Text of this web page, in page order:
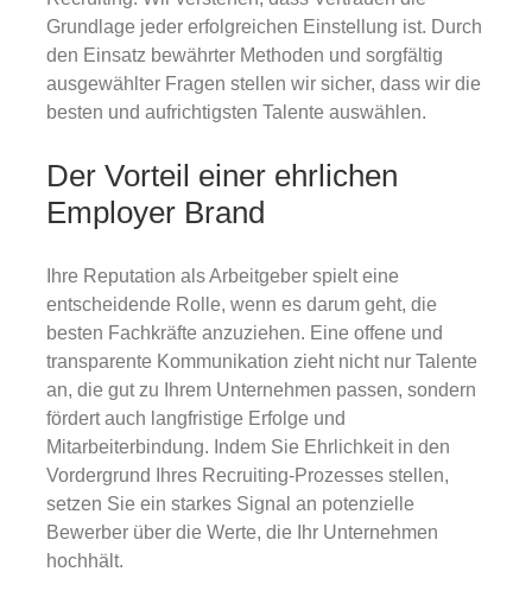
Grundlage jeder erfolgreichen Einstellung ist. Durch
den Einsatz bewährter Methoden und sorgfältig
ausgewählter Fragen stellen wir sicher, dass wir die
besten und aufrichtigsten Talente auswählen.
Der Vorteil einer ehrlichen
Employer Brand
Ihre Reputation als Arbeitgeber spielt eine
entscheidende Rolle, wenn es darum geht, die
besten Fachkräfte anzuziehen. Eine offene und
transparente Kommunikation zieht nicht nur Talente
an, die gut zu Ihrem Unternehmen passen, sondern
fördert auch langfristige Erfolge und
Mitarbeiterbindung. Indem Sie Ehrlichkeit in den
Vordergrund Ihres Recruiting-Prozesses stellen,
setzen Sie ein starkes Signal an potenzielle
Bewerber über die Werte, die Ihr Unternehmen
hochhält.